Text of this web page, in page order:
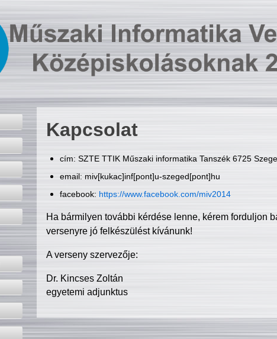
Kapcsolat
cím: SZTE TTIK Műszaki informatika Tanszék 6725
email: miv[kukac]inf[pont]u-szeged[pont]hu
facebook: https://www.facebook.com/miv2014
Ha bármilyen további kérdése lenne, kérem forduljon
versenyre jó felkészülést kívánunk!
A verseny szervezője:
Dr. Kincses Zoltán
egyetemi adjunktus